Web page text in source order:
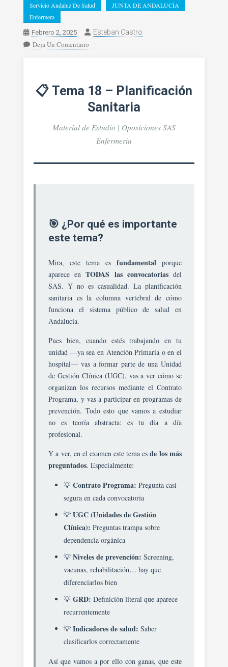
Servicio Andaluz De Salud
JUNTA DE ANDALUCÍA
Enfermera
Febrero 2, 2025 Esteban Castro
Deja Un Comentario
Planificación
Sanitaria.
Identificación
Problemas.
Indicadores
Socioeconómicos,
Medioambientales.
Elaboración
De
Salud
Y
Su
Evaluación.
Prevención:
Primaria,
Secundaria,
Terciaria
Y
Cuaternaria.
El
Contrato
Los
Acuerdos
Como
Instrumentos
De
Planificación
Unidades
De
Gestión
📋 Tema 18 – Planificación
Sanitaria
Material de Estudio | Oposiciones SAS
Enfermería
🎯 ¿Por qué es importante
este tema?
Mira, este tema es fundamentalporque
aparece enTODAS las convocatoriasdel
SAS. Y no es casualidad. La planificación
sanitaria es la columna vertebral de cómo
funciona el sistema público de salud en
Andalucía.
Pues bien, cuando estés trabajando en tu
unidad —ya sea en Atención Primaria o en el
hospital— vas a formar parte de una Unidad
de Gestión Clínica (UGC), vas a ver cómo se
organizan los recursos mediante el Contrato
Programa, y vas a participar en programas de
prevención. Todo esto que vamos a estudiar
no es teoría abstracta: es tu día a día
profesional.
Y a ver, en el examen este tema esde los más
preguntados. Especialmente:
💡Contrato Programa: Pregunta casi
segura en cada convocatoria
💡UGC (Unidades de Gestión
Clínica): Preguntas trampa sobre
dependencia orgánica
💡Niveles de prevención: Screening,
vacunas, rehabilitación… hay que
diferenciarlos bien
💡GRD: Definición literal que aparece
recurrentemente
💡Indicadores de salud: Saber
clasificarlos correctamente
Así que vamos a por ello con ganas, que este